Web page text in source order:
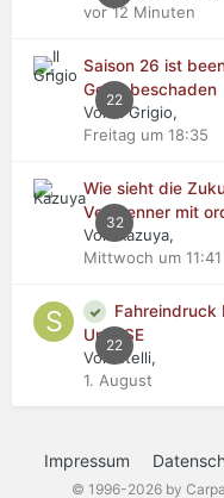
vor 12 Minuten
22
Saison 26 ist
Getriebeschaden
Von Il Grigio,
Freitag um 18:35
32
Wie sieht die
Verbrenner mit
Von Kazuya,
Mittwoch um 11:41
22
Fahreindruck
Urus SE
Von stelli,
1. August
Impressum
© 1996-2026 by